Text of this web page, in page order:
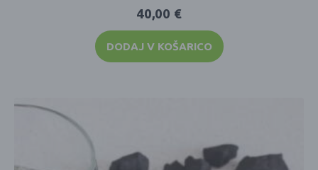
40,00 €
DODAJ V KOŠARICO